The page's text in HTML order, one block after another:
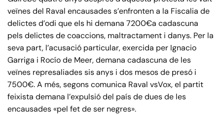
veïnes del Raval encausades s’enfronten a la Fiscalia de
delictes d’odi que els hi demana 7200€a cadascuna
pels delictes de coaccions, maltractament i danys. Per la
seva part, l’acusació particular, exercida per Ignacio
Garriga i Rocío de Meer, demana cadascuna de les
veïnes represaliades sis anys i dos mesos de presó i
7500€. A més, segons comunica Raval vsVox, el partit
feixista demana l’expulsió del país de dues de les
encausades «pel fet de ser negres».